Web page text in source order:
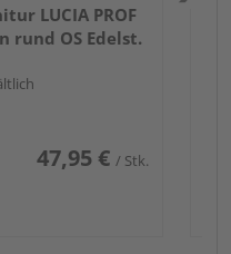
LUCIA PROF
rund OS Edelst.
47,95 € / Stk.